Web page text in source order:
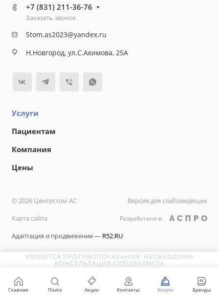
+7 (831) 211-36-76
Заказать звонок
Stom.as2023@yandex.ru
Н.Новгород, ул.С.Акимова, 25А
Услуги
Пациентам
Компания
Цены
© 2026 Центрстом АС
Версия для слабовидящих
Карта сайта
Разработано в
Адаптация и продвижение — R52.RU
ИМЕЮТСЯ ПРОТИВОПОКАЗАНИЯ. НЕОБХОДИМА
КОНСУЛЬТАЦИЯ СПЕЦИАЛИСТА
Главная Поиск Акции Контакты Услуги Бренды